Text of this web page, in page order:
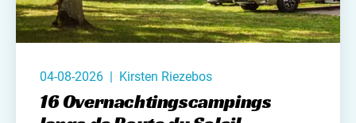
Nederland
België
Luxemburg
Frankrijk
04-08-2026 | Kirsten Riezebos
16 Overnachtingscampings